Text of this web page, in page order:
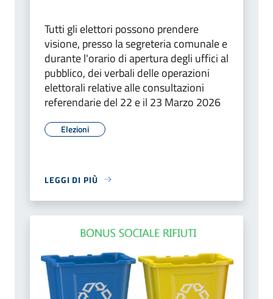
Tutti gli elettori possono prendere
visione, presso la segreteria comunale e
durante l'orario di apertura degli uffici al
pubblico, dei verbali delle operazioni
elettorali relative alle consultazioni
referendarie del 22 e il 23 Marzo 2026
Elezioni
LEGGI DI PIÙ